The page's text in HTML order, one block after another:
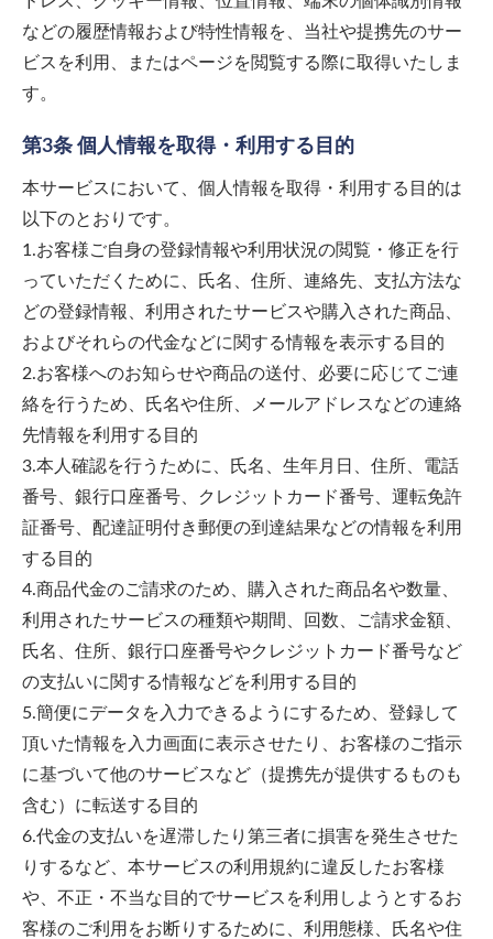
などの履歴情報および特性情報を、当社や提携先のサー
ビスを利用、またはページを閲覧する際に取得いたしま
す。
第3条 個人情報を取得・利用する目的
本サービスにおいて、個人情報を取得・利用する目的は
以下のとおりです。
1.お客様ご自身の登録情報や利用状況の閲覧・修正を行
っていただくために、氏名、住所、連絡先、支払方法な
どの登録情報、利用されたサービスや購入された商品、
およびそれらの代金などに関する情報を表示する目的
2.お客様へのお知らせや商品の送付、必要に応じてご連
絡を行うため、氏名や住所、メールアドレスなどの連絡
先情報を利用する目的
3.本人確認を行うために、氏名、生年月日、住所、電話
番号、銀行口座番号、クレジットカード番号、運転免許
証番号、配達証明付き郵便の到達結果などの情報を利用
する目的
4.商品代金のご請求のため、購入された商品名や数量、
利用されたサービスの種類や期間、回数、ご請求金額、
氏名、住所、銀行口座番号やクレジットカード番号など
の支払いに関する情報などを利用する目的
5.簡便にデータを入力できるようにするため、登録して
頂いた情報を入力画面に表示させたり、お客様のご指示
に基づいて他のサービスなど（提携先が提供するものも
含む）に転送する目的
6.代金の支払いを遅滞したり第三者に損害を発生させた
りするなど、本サービスの利用規約に違反したお客様
や、不正・不当な目的でサービスを利用しようとするお
客様のご利用をお断りするために、利用態様、氏名や住